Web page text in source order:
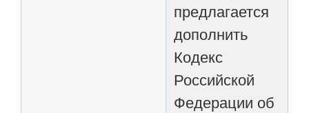
предлагается
дополнить
Кодекс
Российской
Федерации об